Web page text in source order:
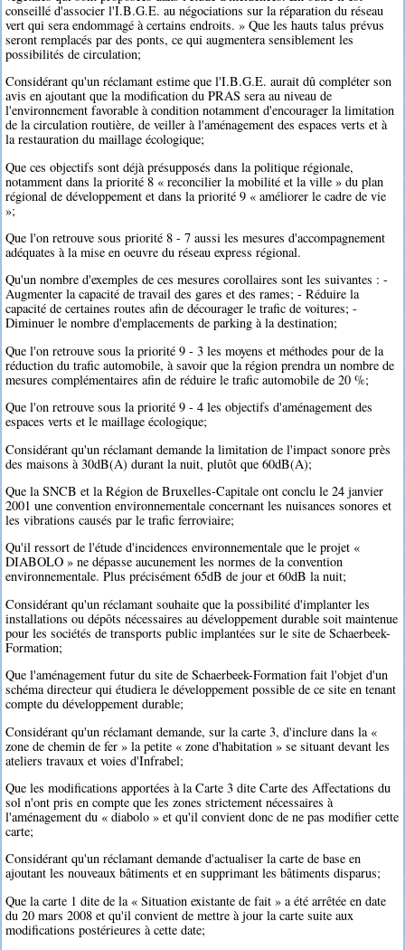
conseillé d'associer l'I.B.G.E. au négociations sur la réparation du réseau
vert qui sera endommagé à certains endroits. » Que les hauts talus prévus
seront remplacés par des ponts, ce qui augmentera sensiblement les
possibilités de circulation;
Considérant qu'un réclamant estime que l'I.B.G.E. aurait dû compléter son
avis en ajoutant que la modification du PRAS sera au niveau de
l'environnement favorable à condition notamment d'encourager la limitation
de la circulation routière, de veiller à l'aménagement des espaces verts et à
la restauration du maillage écologique;
Que ces objectifs sont déjà présupposés dans la politique régionale,
notamment dans la priorité 8 « reconcilier la mobilité et la ville » du plan
régional de développement et dans la priorité 9 « améliorer le cadre de vie
»;
Que l'on retrouve sous priorité 8 - 7 aussi les mesures d'accompagnement
adéquates à la mise en oeuvre du réseau express régional.
Qu'un nombre d'exemples de ces mesures corollaires sont les suivantes : -
Augmenter la capacité de travail des gares et des rames; - Réduire la
capacité de certaines routes afin de décourager le trafic de voitures; -
Diminuer le nombre d'emplacements de parking à la destination;
Que l'on retrouve sous la priorité 9 - 3 les moyens et méthodes pour de la
réduction du trafic automobile, à savoir que la région prendra un nombre de
mesures complémentaires afin de réduire le trafic automobile de 20 %;
Que l'on retrouve sous la priorité 9 - 4 les objectifs d'aménagement des
espaces verts et le maillage écologique;
Considérant qu'un réclamant demande la limitation de l'impact sonore près
des maisons à 30dB(A) durant la nuit, plutôt que 60dB(A);
Que la SNCB et la Région de Bruxelles-Capitale ont conclu le 24 janvier
2001 une convention environnementale concernant les nuisances sonores et
les vibrations causés par le trafic ferroviaire;
Qu'il ressort de l'étude d'incidences environnementale que le projet «
DIABOLO » ne dépasse aucunement les normes de la convention
environnementale. Plus précisément 65dB de jour et 60dB la nuit;
Considérant qu'un réclamant souhaite que la possibilité d'implanter les
installations ou dépôts nécessaires au développement durable soit maintenue
pour les sociétés de transports public implantées sur le site de Schaerbeek-
Formation;
Que l'aménagement futur du site de Schaerbeek-Formation fait l'objet d'un
schéma directeur qui étudiera le développement possible de ce site en tenant
compte du développement durable;
Considérant qu'un réclamant demande, sur la carte 3, d'inclure dans la «
zone de chemin de fer » la petite « zone d'habitation » se situant devant les
ateliers travaux et voies d'Infrabel;
Que les modifications apportées à la Carte 3 dite Carte des Affectations du
sol n'ont pris en compte que les zones strictement nécessaires à
l'aménagement du « diabolo » et qu'il convient donc de ne pas modifier cette
carte;
Considérant qu'un réclamant demande d'actualiser la carte de base en
ajoutant les nouveaux bâtiments et en supprimant les bâtiments disparus;
Que la carte 1 dite de la « Situation existante de fait » a été arrêtée en date
du 20 mars 2008 et qu'il convient de mettre à jour la carte suite aux
modifications postérieures à cette date;